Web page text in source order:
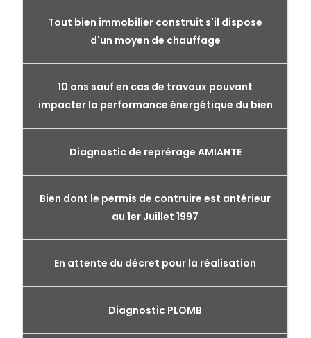
Tout bien immobilier construit s'il dispose
d'un moyen de chauffage
10 ans sauf en cas de travaux pouvant
impacter la performance énergétique du bien
Diagnostic de reprérage AMIANTE
Bien dont le permis de contruire est antérieur
au 1er Juillet 1997
En attente du décret pour la réalisation
Diagnostic PLOMB